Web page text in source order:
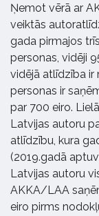
Ņemot vērā ar
veiktās
gada pirmajos
personas, vidēji
vidējā atlīdzība ir
personas ir
par 700 eiro.
Latvijas autoru
atlīdzību, kura
(2019.gadā
Latvijas autoru
AKKA/LAA
eiro pirms